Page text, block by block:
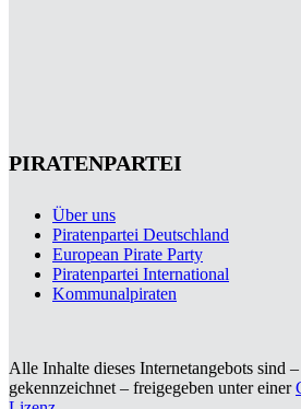
PIRATENPARTEI
Über uns
Piratenpartei Deutschland
European Pirate Party
Piratenpartei International
Kommunalpiraten
Alle Inhalte dieses Internetangebots sind
gekennzeichnet – freigegeben unter einer